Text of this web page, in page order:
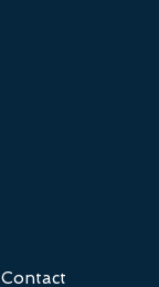
Contact